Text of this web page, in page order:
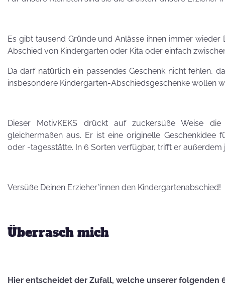
Besuch von
Vatertag,
Es gibt tausend Gründe und Anlässe ihnen immer
Abschied von Kindergarten oder Kita oder einfach
Da darf natürlich ein passendes Geschenk nicht fehlen,
insbesondere Kindergarten-Abschiedsgeschenke wollen
Dieser MotivKEKS drückt auf zuckersüße Weise
gleichermaßen aus. Er ist eine originelle Geschenkidee
oder -tagesstätte. In 6 Sorten verfügbar, trifft er außerdem
Versüße Deinen Erzieher*innen den Kindergartenabschied!
Überrasch mich
Hier entscheidet der Zufall, welche unserer folgenden